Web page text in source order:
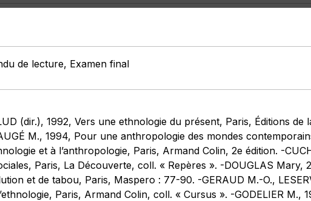
de lecture, Examen final
(dir.), 1992, Vers une ethnologie du présent, Paris, Éditions de
M., 1994, Pour une anthropologie des mondes
et à l’anthropologie, Paris, Armand Colin, 2e édition. -
Paris, La Découverte, coll. « Repères ». -DOUGLAS Mary,
et de tabou, Paris, Maspero : 77-90. -GERAUD M.-O.,
Paris, Armand Colin, coll. « Cursus ». -GODELIER M.,